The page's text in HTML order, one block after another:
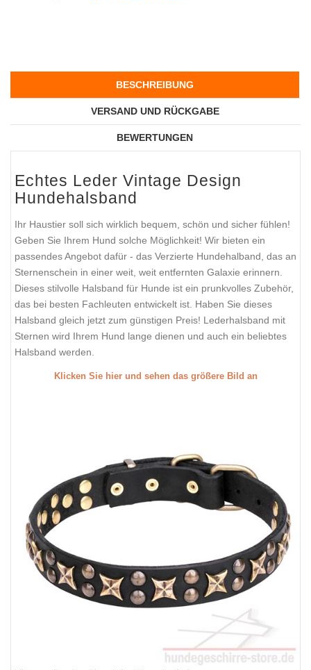
BESCHREIBUNG
VERSAND UND RÜCKGABE
BEWERTUNGEN
Echtes Leder Vintage Design
Hundehalsband
Ihr Haustier soll sich wirklich bequem, schön und sicher fühlen!
Geben Sie Ihrem Hund solche Möglichkeit! Wir bieten ein
passendes Angebot dafür - das Verzierte Hundehalband, das an
Sternenschein in einer weit, weit entfernten Galaxie erinnern.
Dieses stilvolle Halsband für Hunde ist ein prunkvolles Zubehör,
das bei besten Fachleuten entwickelt ist. Haben Sie dieses
Halsband gleich jetzt zum günstigen Preis! Lederhalsband mit
Sternen wird Ihrem Hund lange dienen und auch ein beliebtes
Halsband werden.
Klicken Sie hier und sehen das größere Bild an